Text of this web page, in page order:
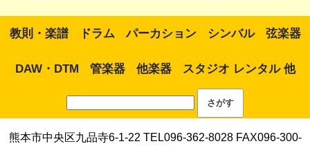
教則・楽譜 ドラム パーカション シンバル 弦楽器
DAW・DTM 管楽器 他楽器 スタジオ レンタル 他
熊本市中央区九品寺6-1-22 TEL096-362-8028 FAX096-300-